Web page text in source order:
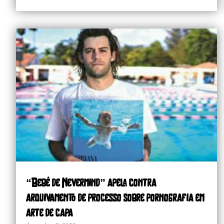
“Bebê de Nevermind” apela contra
arquivamento de processo sobre pornografia em
arte de capa
“Around the Sun”: o álbum mais
subestimado da carreira do R.E.M.